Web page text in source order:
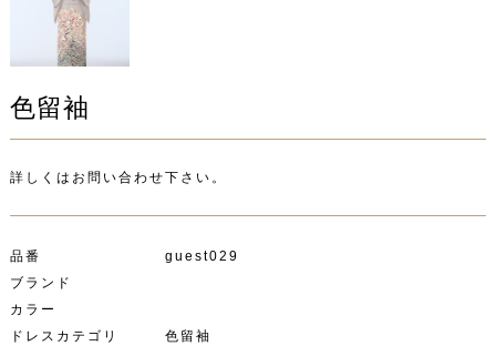
色留袖
詳しくはお問い合わせ下さい。
品番 guest029
ブランド
カラー
ドレスカテゴリ 色留袖